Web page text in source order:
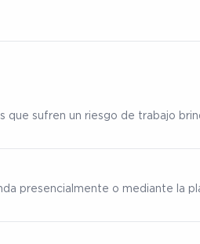
sufren un riesgo de trabajo
presencialmente o mediante la